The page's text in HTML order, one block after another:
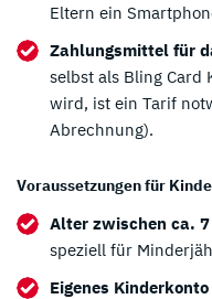
Eltern ein
Zahlungsmittel für
selbst als Bling Card
wird, ist ein Tarif
Abrechnung).
Voraussetzungen für
Alter zwischen ca.
speziell für
Eigenes